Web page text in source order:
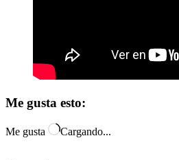
Me gusta esto:
Me gusta Cargando...